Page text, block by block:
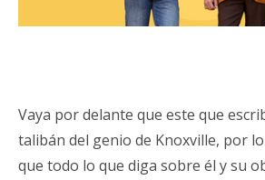
Vaya por delante que este que
talibán del genio de Knoxville, por
que todo lo que diga sobre él y su